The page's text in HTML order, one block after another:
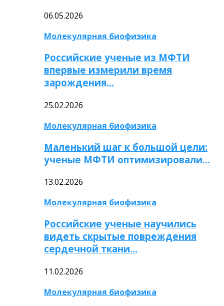
06.05.2026
Молекулярная биофизика
Российские ученые из МФТИ
впервые измерили время
зарождения…
25.02.2026
Молекулярная биофизика
Маленький шаг к большой цели:
ученые МФТИ оптимизировали…
13.02.2026
Молекулярная биофизика
Российские ученые научились
видеть скрытые повреждения
сердечной ткани…
11.02.2026
Молекулярная биофизика